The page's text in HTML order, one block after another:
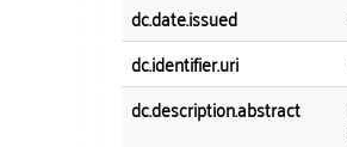
dc.date.issued
dc.identifier.uri
dc.description.abstract